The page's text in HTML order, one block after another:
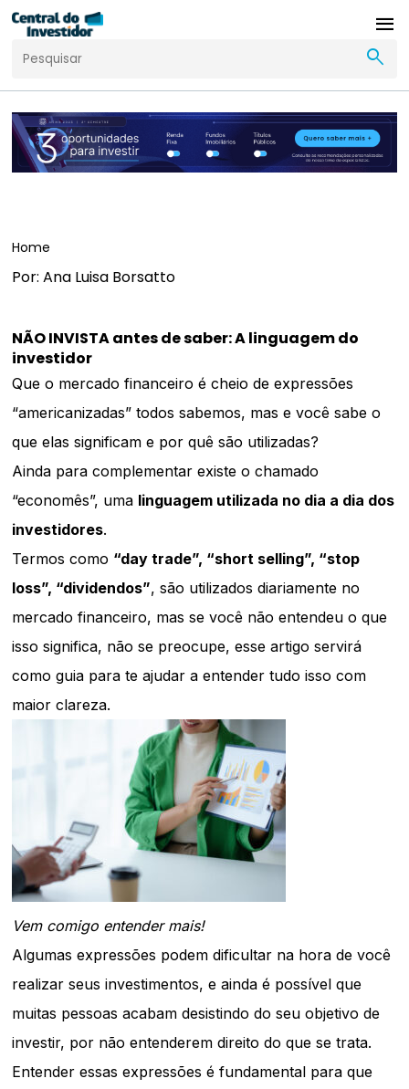
menu
search
Home
Por: Ana Luisa Borsatto
NÃO INVISTA antes de saber: A linguagem do
investidor
Que o mercado financeiro é cheio de expressões
“americanizadas” todos sabemos, mas e você sabe o
que elas significam e por quê são utilizadas?
Ainda para complementar existe o chamado
“economês”, uma linguagem utilizada no dia a dia dos
investidores.
Termos como “day trade”, “short selling”, “stop
loss”, “dividendos”, são utilizados diariamente no
mercado financeiro, mas se você não entendeu o que
isso significa, não se preocupe, esse artigo servirá
como guia para te ajudar a entender tudo isso com
maior clareza.
Vem comigo entender mais!
Algumas expressões podem dificultar na hora de você
realizar seus investimentos, e ainda é possível que
muitas pessoas acabam desistindo do seu objetivo de
investir, por não entenderem direito do que se trata.
Entender essas expressões é fundamental para que